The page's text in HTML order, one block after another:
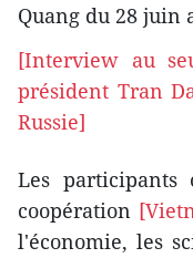
Quang du 28 juin
[Interview au
président Tran
Russie]
Les participants
coopération
l'économie, les